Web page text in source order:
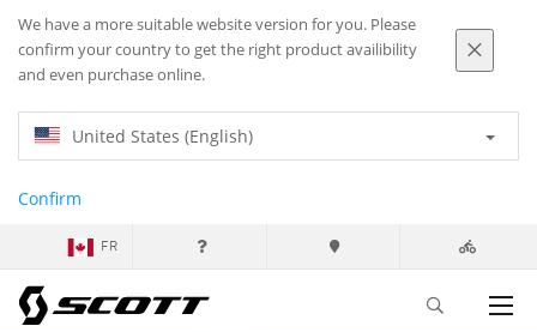
We have a more suitable website version for you. Please
confirm your country to get the right product availibility
and even purchase online.
United States (English)
Confirm
FR